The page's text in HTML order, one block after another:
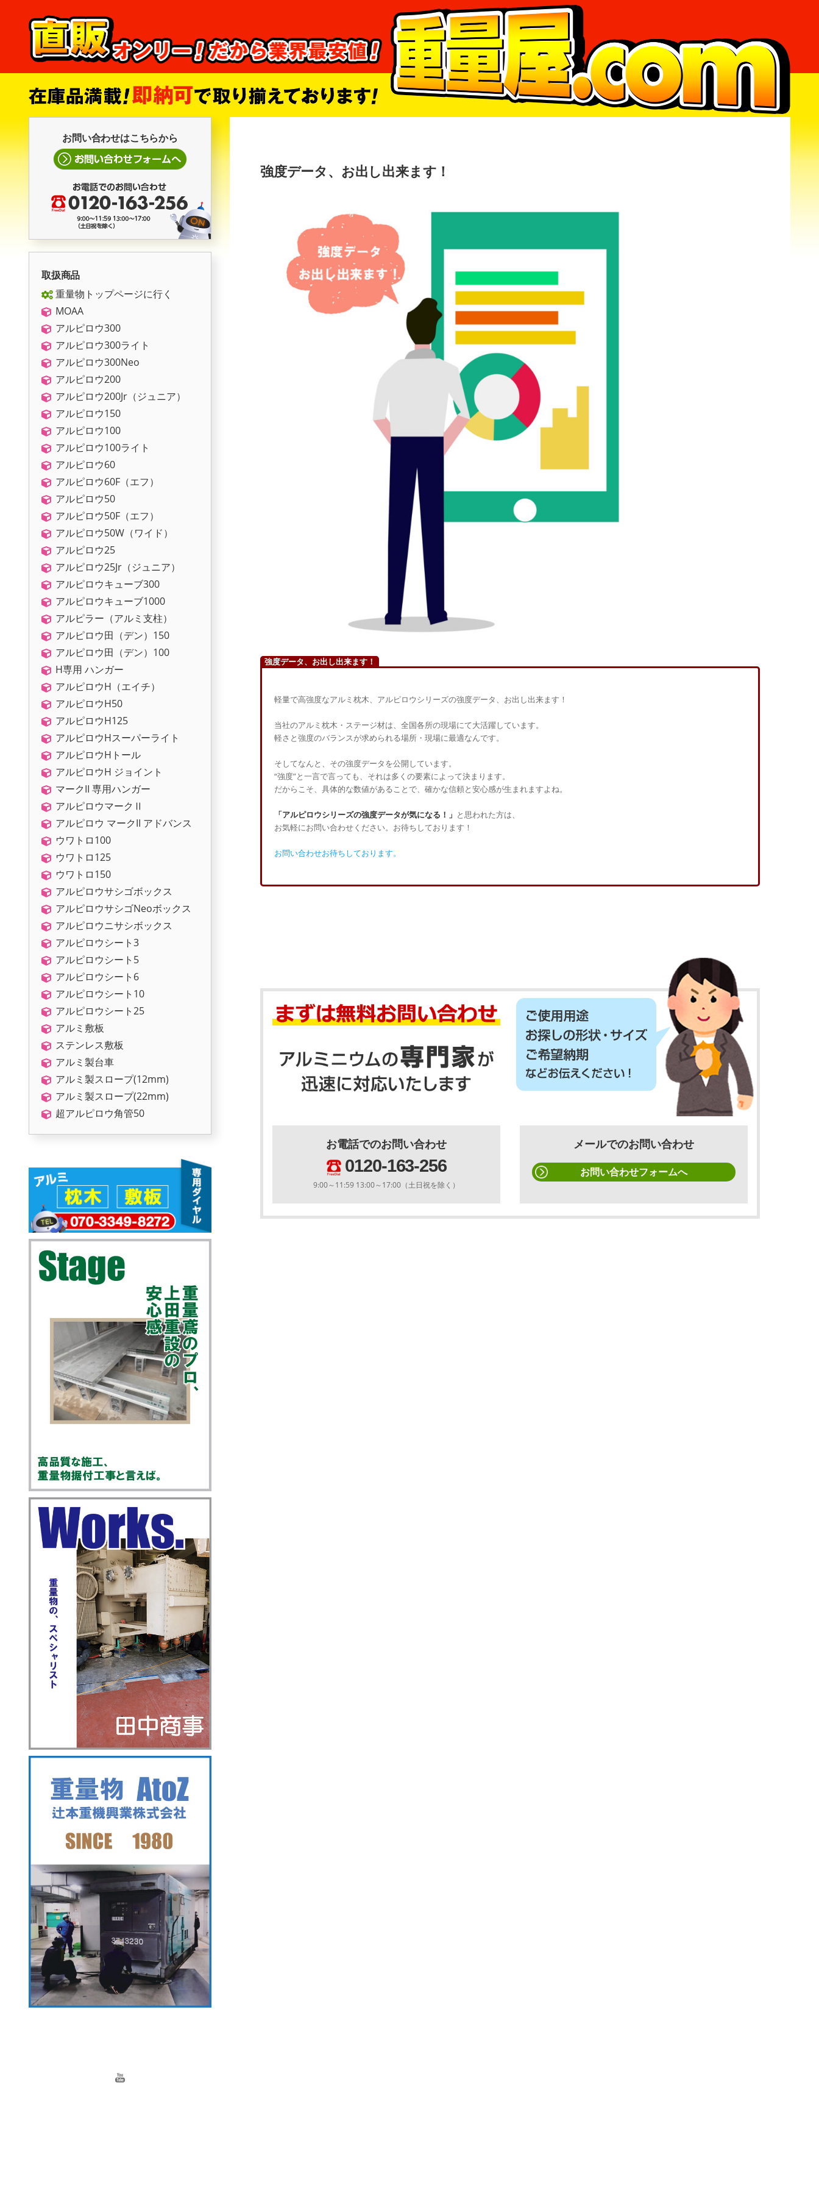
強度データ、お出し出来ます！
強度データ、お出し出来ます！
軽量で高強度なアルミ枕木、アルピロウシリーズの強度データ、お出し出来ます！
当社のアルミ枕木・ステージ材は、全国各所の現場にて大活躍しています。
軽さと強度のバランスが求められる場所・現場に最適なんです。
そしてなんと、その強度データを公開しています。
“強度”と一言で言っても、それは多くの要素によって決まります。
だからこそ、具体的な数値があることで、確かな信頼と安心感が生まれますよね。
「アルピロウシリーズの強度データが気になる！」 と思われた方は、
お気軽にお問い合わせください。お待ちしております！
お問い合わせお待ちしております。
お電話でのお問い合わせ
0120-163-256
9:00～11:59 13:00～17:00（土日祝を除く）
メールでのお問い合わせ
お問い合わせフォームへ
お問い合わせはこちらから
取扱商品
重量物トップページに行く
MOAA
アルピロウ300
アルピロウ300ライト
アルピロウ300Neo
アルピロウ200
アルピロウ200Jr（ジュニア）
アルピロウ150
アルピロウ100
アルピロウ100ライト
アルピロウ60
アルピロウ60F（エフ）
アルピロウ50
アルピロウ50F（エフ）
アルピロウ50W（ワイド）
アルピロウ25
アルピロウ25Jr（ジュニア）
アルピロウキューブ300
アルピロウキューブ1000
アルピラー（アルミ支柱）
アルピロウ田（デン）150
アルピロウ田（デン）100
H専用 ハンガー
アルピロウH（エイチ）
アルピロウH50
アルピロウH125
アルピロウHスーパーライト
アルピロウHトール
アルピロウH ジョイント
マークII 専用ハンガー
アルピロウマークⅡ
アルピロウ マークII アドバンス
ウワトロ100
ウワトロ125
ウワトロ150
アルピロウサシゴボックス
アルピロウサシゴNeoボックス
アルピロウニサシボックス
アルピロウシート3
アルピロウシート5
アルピロウシート6
アルピロウシート10
アルピロウシート25
アルミ敷板
ステンレス敷板
アルミ製台車
アルミ製スロープ(12mm)
アルミ製スロープ(22mm)
超アルピロウ角管50